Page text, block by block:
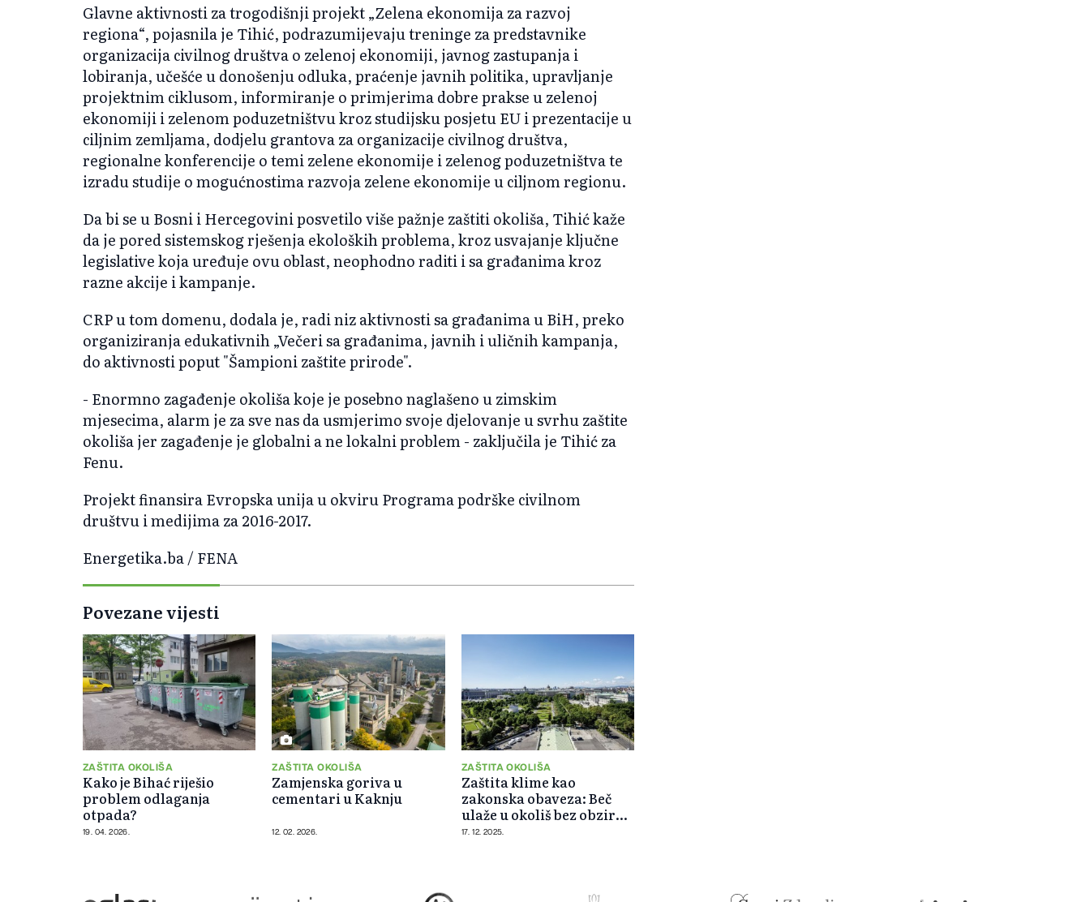
Glavne aktivnosti za trogodišnji projekt „Zelena ekonomija za razvoj
regiona“, pojasnila je Tihić, podrazumijevaju treninge za predstavnike
organizacija civilnog društva o zelenoj ekonomiji, javnog zastupanja i
lobiranja, učešće u donošenju odluka, praćenje javnih politika, upravljanje
projektnim ciklusom, informiranje o primjerima dobre prakse u zelenoj
ekonomiji i zelenom poduzetništvu kroz studijsku posjetu EU i prezentacije u
ciljnim zemljama, dodjelu grantova za organizacije civilnog društva,
regionalne konferencije o temi zelene ekonomije i zelenog poduzetništva te
izradu studije o mogućnostima razvoja zelene ekonomije u ciljnom regionu.
Da bi se u Bosni i Hercegovini posvetilo više pažnje zaštiti okoliša, Tihić kaže
da je pored sistemskog rješenja ekoloških problema, kroz usvajanje ključne
legislative koja uređuje ovu oblast, neophodno raditi i sa građanima kroz
razne akcije i kampanje.
CRP u tom domenu, dodala je, radi niz aktivnosti sa građanima u BiH, preko
organiziranja edukativnih „Večeri sa građanima, javnih i uličnih kampanja,
do aktivnosti poput "Šampioni zaštite prirode".
- Enormno zagađenje okoliša koje je posebno naglašeno u zimskim
mjesecima, alarm je za sve nas da usmjerimo svoje djelovanje u svrhu zaštite
okoliša jer zagađenje je globalni a ne lokalni problem - zaključila je Tihić za
Fenu.
Projekt finansira Evropska unija u okviru Programa podrške civilnom
društvu i medijima za 2016-2017.
Energetika.ba / FENA
Povezane vijesti
ZAŠTITA OKOLIŠA
Kako je Bihać riješio
problem odlaganja
otpada?
19. 04. 2026.
ZAŠTITA OKOLIŠA
Zamjenska goriva u
cementari u Kaknju
12. 02. 2026.
ZAŠTITA OKOLIŠA
Zaštita klime kao
zakonska obaveza: Beč
ulaže u okoliš bez obzira
na krize
17. 12. 2025.